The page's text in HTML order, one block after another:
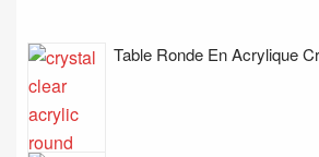
Table Ronde En Acrylique